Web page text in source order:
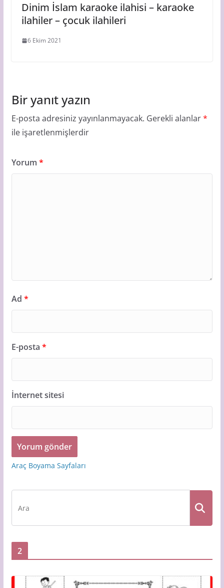
Dinim İslam karaoke ilahisi – karaoke
ilahiler – çocuk ilahileri
6 Ekim 2021
Bir yanıt yazın
E-posta adresiniz yayınlanmayacak. Gerekli alanlar*
ile işaretlenmişlerdir
Yorum *
Ad *
E-posta *
İnternet sitesi
Araç Boyama Sayfaları
2